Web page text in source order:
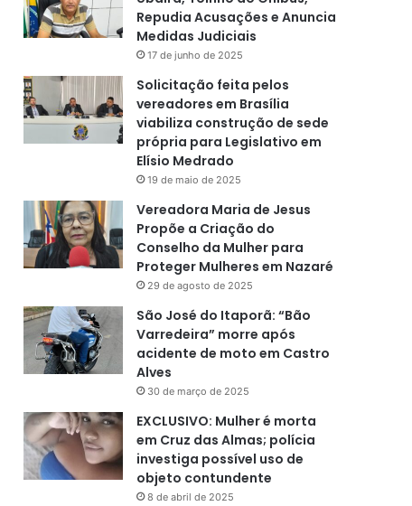
Repudia Acusações e Anuncia
Medidas Judiciais
17 de junho de 2025
Solicitação feita pelos
vereadores em Brasília
viabiliza construção de sede
própria para Legislativo em
Elísio Medrado
19 de maio de 2025
Vereadora Maria de Jesus
Propõe a Criação do
Conselho da Mulher para
Proteger Mulheres em Nazaré
29 de agosto de 2025
São José do Itaporã: “Bão
Varredeira” morre após
acidente de moto em Castro
Alves
30 de março de 2025
EXCLUSIVO: Mulher é morta
em Cruz das Almas; polícia
investiga possível uso de
objeto contundente
8 de abril de 2025